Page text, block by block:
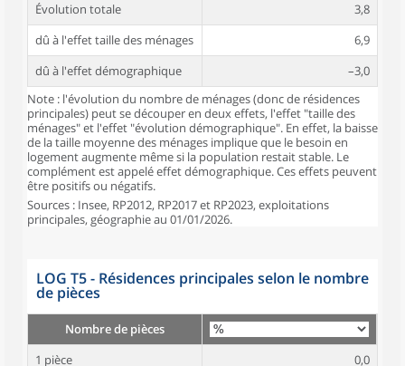
Évolution totale
3,8
dû à l'effet taille des ménages
6,9
dû à l'effet démographique
–3,0
Note : l'évolution du nombre de ménages (donc de résidences
principales) peut se découper en deux effets, l'effet "taille des
ménages" et l'effet "évolution démographique". En effet, la baisse
de la taille moyenne des ménages implique que le besoin en
logement augmente même si la population restait stable. Le
complément est appelé effet démographique. Ces effets peuvent
être positifs ou négatifs.
Sources : Insee, RP2012, RP2017 et RP2023, exploitations
principales, géographie au 01/01/2026.
LOG T5 - Résidences principales selon le nombre
de pièces
Nombre de pièces
1 pièce
0,0